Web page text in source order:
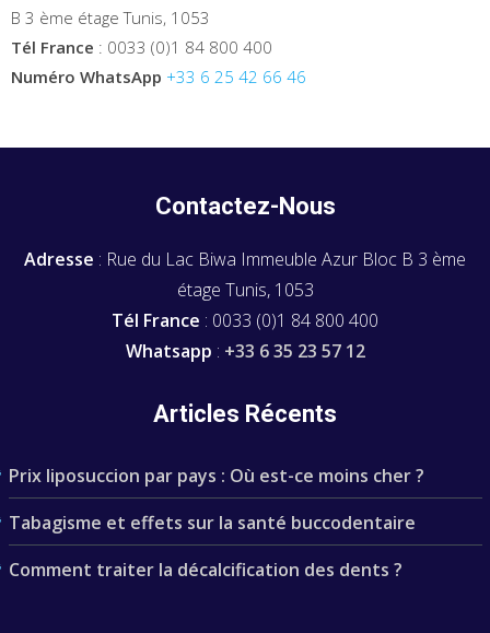
B 3 ème étage Tunis, 1053
Tél France : 0033 (0)1 84 800 400
Numéro WhatsApp +33 6 25 42 66 46
Contactez-Nous
Adresse : Rue du Lac Biwa Immeuble Azur Bloc B 3 ème
étage Tunis, 1053
Tél France : 0033 (0)1 84 800 400
Whatsapp : +33 6 35 23 57 12
Articles Récents
Prix liposuccion par pays : Où est-ce moins cher ?
Tabagisme et effets sur la santé buccodentaire
Comment traiter la décalcification des dents ?